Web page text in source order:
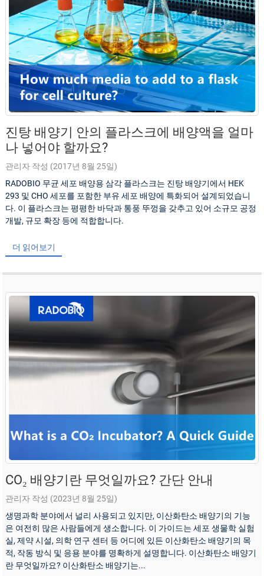
진탕 배양기 안의 플라스크에 배양액을 얼마
나 넣어야 할까요?
관리자 작성 (2017년 8월 25일)
RADOBIO 무균 세포 배양용 삼각 플라스크는 진탕 배양기에서 HEK
293 및 CHO 세포를 포함한 부유 세포 배양에 특화되어 설계되었습니
다. 이 플라스크는 평평한 바닥과 통풍 뚜껑을 갖추고 있어 소규모 공정
개발, 규모 확장 등에 적합합니다.
더 읽어보기
CO₂ 배양기란 무엇일까요? 간단 안내
관리자 작성 (2023년 8월 25일)
생명과학 분야에서 널리 사용되고 있지만, 이산화탄소 배양기의 기능
은 여전히 ​​많은 사람들에게 생소합니다. 이 가이드는 세포 생물학 실험
실, 제약 시설, 의학 연구 센터 등 어디에 있든 이산화탄소 배양기의 목
적, 작동 방식 및 응용 분야를 명확하게 설명합니다. 이산화탄소 배양기
란 무엇일까요? 이산화탄소 배양기는...